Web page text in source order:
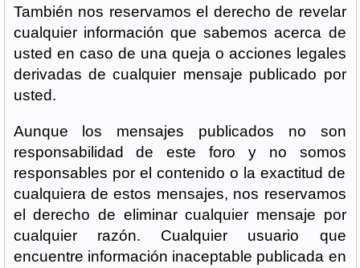
También nos reservamos el derecho de revelar
cualquier información que sabemos acerca de
usted en caso de una queja o acciones legales
derivadas de cualquier mensaje publicado por
usted.
Aunque los mensajes publicados no son
responsabilidad de este foro y no somos
responsables por el contenido o la exactitud de
cualquiera de estos mensajes, nos reservamos
el derecho de eliminar cualquier mensaje por
cualquier razón. Cualquier usuario que
encuentre información inaceptable publicada en